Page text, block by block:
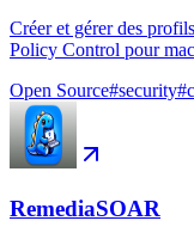
Créer et gérer des
Policy Control pour
Open Source#security#
RemediaSOAR